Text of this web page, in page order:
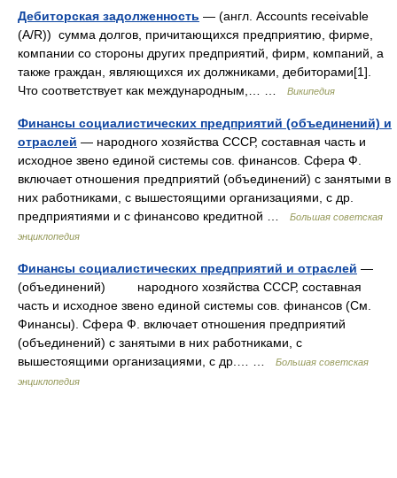
Дебиторская задолженность — (англ. Accounts receivable
(A/R)) сумма долгов, причитающихся предприятию, фирме,
компании со стороны других предприятий, фирм, компаний, а
также граждан, являющихся их должниками, дебиторами[1].
Что соответствует как международным,… …
Википедия
Финансы социалистических предприятий (объединений) и
отраслей — народного хозяйства СССР, составная часть и
исходное звено единой системы сов. финансов. Сфера Ф.
включает отношения предприятий (объединений) с занятыми в
них работниками, с вышестоящими организациями, с др.
предприятиями и с финансово кредитной …
Большая советская
энциклопедия
Финансы социалистических предприятий и отраслей —
(объединений) народного хозяйства СССР, составная
часть и исходное звено единой системы сов. финансов (См.
Финансы). Сфера Ф. включает отношения предприятий
(объединений) с занятыми в них работниками, с
вышестоящими организациями, с др.… …
Большая советская
энциклопедия